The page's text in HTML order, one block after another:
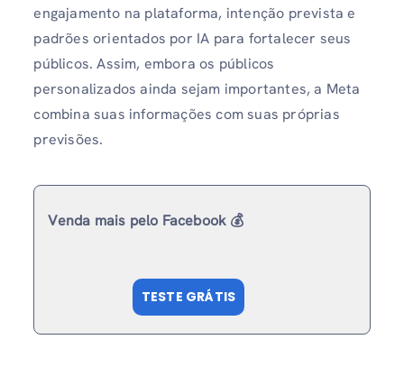
engajamento na plataforma, intenção prevista e
padrões orientados por IA para fortalecer seus
públicos. Assim, embora os públicos
personalizados ainda sejam importantes, a Meta
combina suas informações com suas próprias
previsões.
Venda mais pelo Facebook 💰
TESTE GRÁTIS